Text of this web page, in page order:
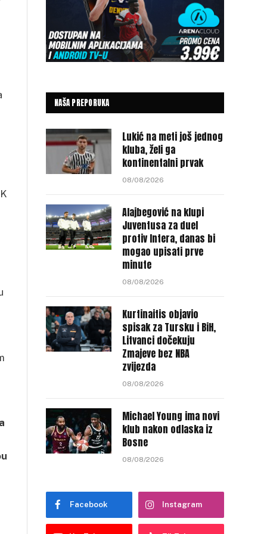
NAŠA PREPORUKA
Lukić na meti još jednog
kluba, želi ga
kontinentalni prvak
08/08/2026
Alajbegović na klupi
Juventusa za duel
protiv Intera, danas bi
mogao upisati prve
minute
08/08/2026
Kurtinaitis objavio
spisak za Tursku i BiH,
Litvanci dočekuju
Zmajeve bez NBA
zvijezda
08/08/2026
Michael Young ima novi
klub nakon odlaska iz
Bosne
08/08/2026
Facebook Instagram